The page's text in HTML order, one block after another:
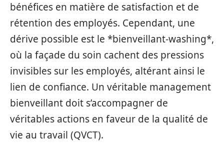
bénéfices en matière de satisfaction et de
rétention des employés. Cependant, une
dérive possible est le *bienveillant-washing*,
où la façade du soin cachent des pressions
invisibles sur les employés, altérant ainsi le
lien de confiance. Un véritable management
bienveillant doit s’accompagner de
véritables actions en faveur de la qualité de
vie au travail (QVCT).